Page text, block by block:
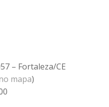
– Fortaleza/CE
mapa)